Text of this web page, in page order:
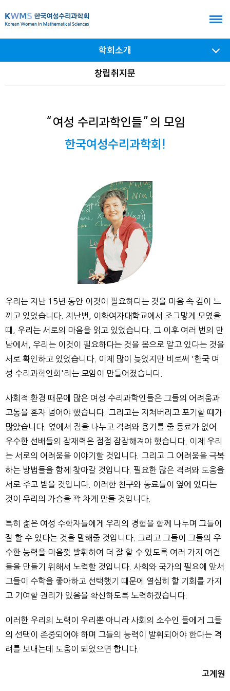
문
가
여닫기
학회소개
창립취지문
여성 수리과학인들 의 모임
한국여성수리과학회!
우리는 지난 15년 동안 이것이 필요하다는 것을 마음 속 깊이 느
끼고 있었습니다. 지난번, 이화여자대학교에서 조그맣게 모였을
때, 우리는 서로의 마음을 읽고 있었습니다. 그 이후 여러 번의 만
남에서, 우리는 이것이 필요하다는 것을 몸으로 알고 있다는 것을
서로 확인하고 있었습니다. 이제 많이 늦었지만 비로써 '한국 여
성 수리과학인회'라는 모임이 만들어졌습니다.
사회적 환경 때문에 많은 여성 수리과학인들은 그들의 어려움과
고통을 혼자 넘어야 했습니다. 그리고는 지쳐버리고 포기할 때가
많았습니다. 옆에서 짐을 나누고 격려와 용기를 줄 동료가 없어
우수한 선배들의 잠재력은 점점 잠잠해져야 했습니다. 이제 우리
는 서로의 어려움을 이야기할 것입니다. 그리고 그 어려움을 극복
하는 방법들을 함께 찾아갈 것입니다. 필요한 많은 격려와 도움을
서로 주고 받을 것입니다. 이러한 친구와 동료들이 옆에 있다는
것이 우리의 가슴을 꽉 차게 만들 것입니다.
특히 젊은 여성 수학자들에게 우리의 경험을 함께 나누며 그들이
잘 할 수 있다는 것을 말해줄 것입니다. 그리고 그들이 그들의 우
수한 능력을 마음껏 발휘하여 더 잘 할 수 있도록 여러 가지 여건
들을 만들기 위해서 노력할 것입니다. 사회와 국가의 필요에 앞서
그들이 수학을 좋아하고 선택했기 때문에 열심히 할 기회를 가지
고 기여할 권리가 있음을 확신하도록 노력하겠습니다.
이러한 우리의 노력이 우리뿐 아니라 사회의 소수인 들에게 그들
의 선택이 존중되어야 하며 그들의 능력이 발휘되어야 한다는 격
려를 보내는데 도움이 되었으면 합니다.
고계원